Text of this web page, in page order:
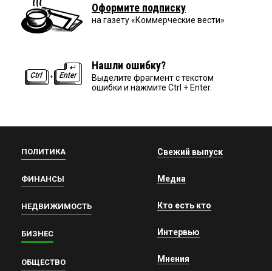
Оформите подписку
на газету «Коммерческие вести»
Нашли ошибку?
Выделите фрагмент с текстом
ошибки и нажмите Ctrl + Enter.
ПОЛИТИКА
ФИНАНСЫ
НЕДВИЖИМОСТЬ
БИЗНЕС
ОБЩЕСТВО
Свежий выпуск
Медиа
Кто есть кто
Интервью
Мнения